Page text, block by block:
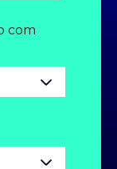
com